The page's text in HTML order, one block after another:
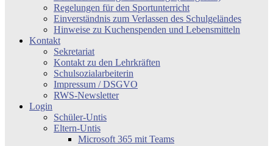
Regelungen für den Sportunterricht
Einverständnis zum Verlassen des Schulgeländes
Hinweise zu Kuchenspenden und Lebensmitteln
Kontakt
Sekretariat
Kontakt zu den Lehrkräften
Schulsozialarbeiterin
Impressum / DSGVO
RWS-Newsletter
Login
Schüler-Untis
Eltern-Untis
Microsoft 365 mit Teams